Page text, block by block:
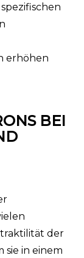
erhöhen
BEI
der
in einem